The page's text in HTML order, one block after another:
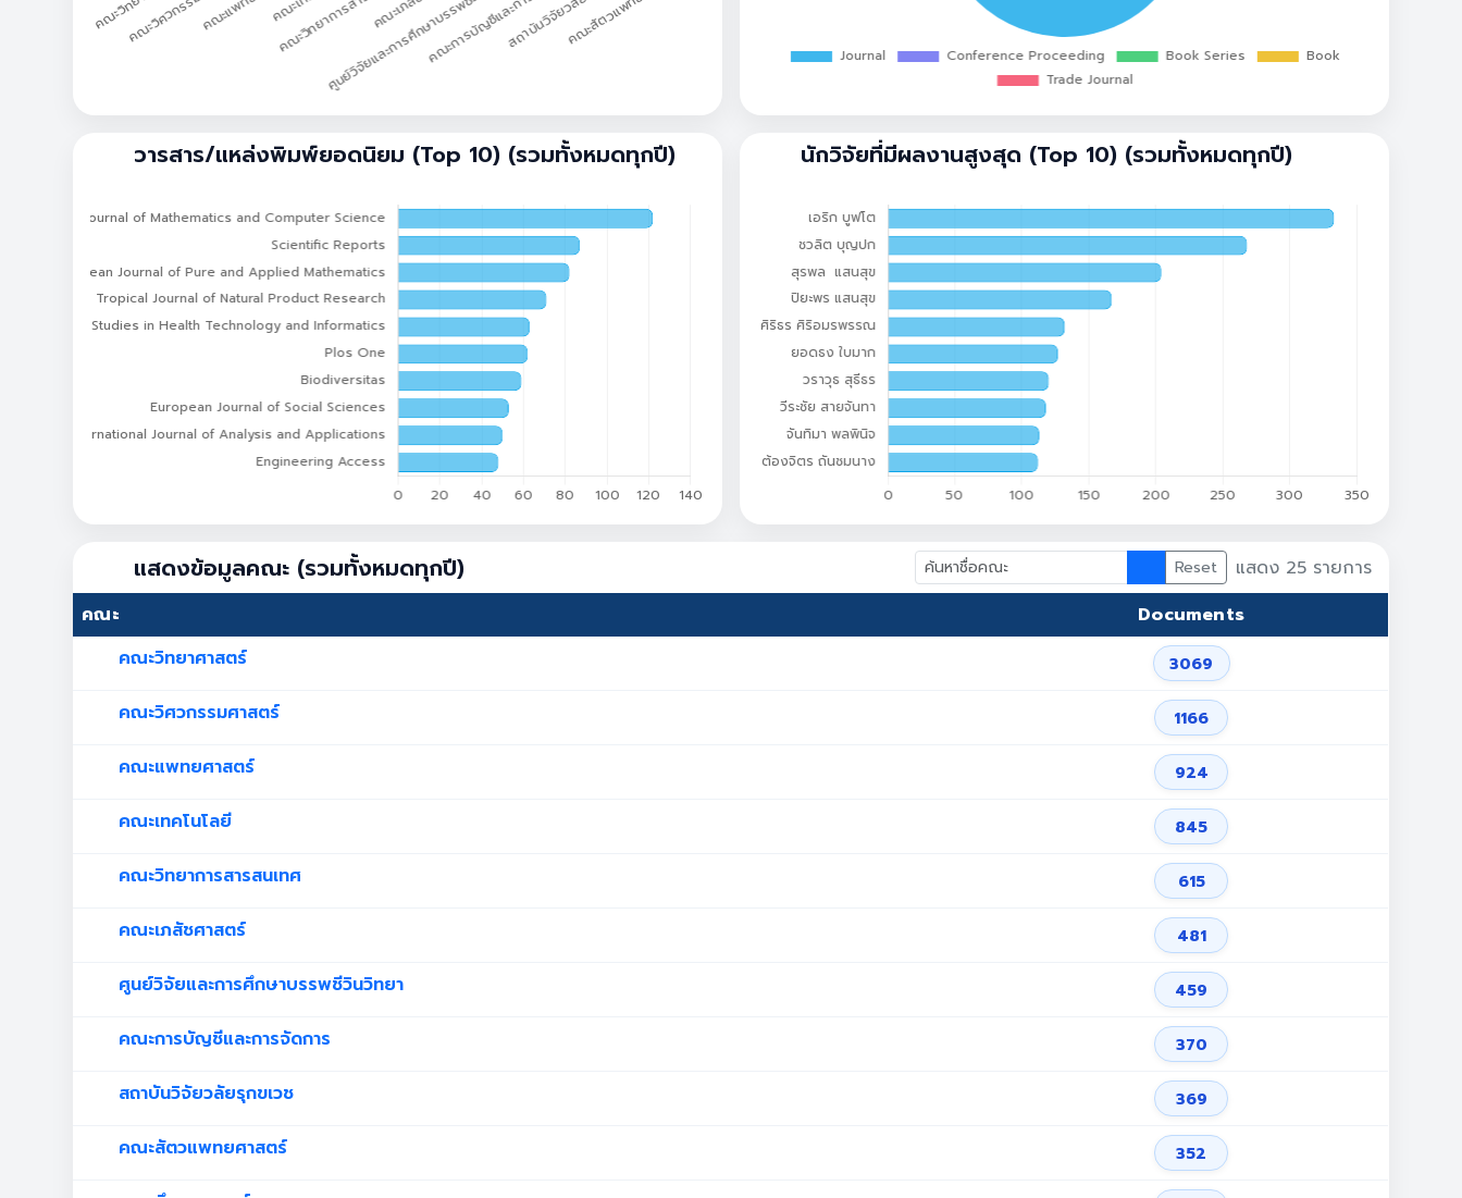
วารสาร/แหล่งพิมพ์ยอดนิยม (Top 10) (รวมทั้งหมดทุกปี) นักวิจัยที่มีผลงานสูงสุด (Top 10) (รวมทั้งหมดทุกปี)
แสดงข้อมูลคณะ (รวมทั้งหมดทุกปี) Reset แสดง 25รายการ
คณะ
Documents
คณะวิทยาศาสตร์
3069
คณะวิศวกรรมศาสตร์ 1166
คณะแพทยศาสตร์ 924
คณะเทคโนโลยี 845
คณะวิทยาการสารสนเทศ 615
คณะเภสัชศาสตร์ 481
ศูนย์วิจัยและการศึกษาบรรพชีวินวิทยา 459
คณะการบัญชีและการจัดการ 370
สถาบันวิจัยวลัยรุกขเวช 369
คณะสัตวแพทยศาสตร์ 352